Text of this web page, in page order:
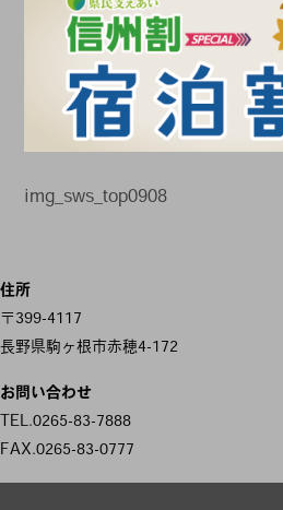
稿
ナ
ビ
ゲ
ー
img_sws_top0908
住所
〒399-4117
長野県駒ヶ根市赤穂4-172
お問い合わせ
TEL.0265-83-7888
FAX.0265-83-0777